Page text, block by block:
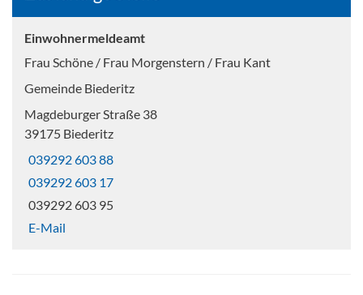
Einwohnermeldeamt
Frau Schöne / Frau Morgenstern / Frau Kant
Gemeinde Biederitz
Magdeburger Straße 38
39175 Biederitz
039292 603 88
039292 603 17
039292 603 95
E-Mail